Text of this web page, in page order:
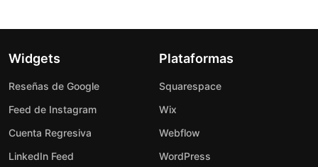
Widgets
Reseñas de Google
Feed de Instagram
Cuenta Regresiva
LinkedIn Feed
Plataformas
Squarespace
Wix
Webflow
WordPress